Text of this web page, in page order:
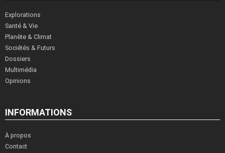
Explorations
Santé & Vie
Planète & Climat
Sociétés & Futurs
Dossiers
Multimédia
Opinions
INFORMATIONS
À propos
Contact